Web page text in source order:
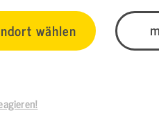
wählen